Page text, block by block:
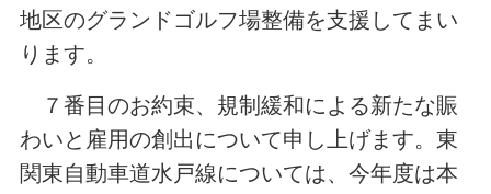
地区のグランドゴルフ場整備を支援してまい
ります。
７番目のお約束、規制緩和による新たな賑
わいと雇用の創出について申し上げます。東
関東自動車道水戸線については、今年度は本